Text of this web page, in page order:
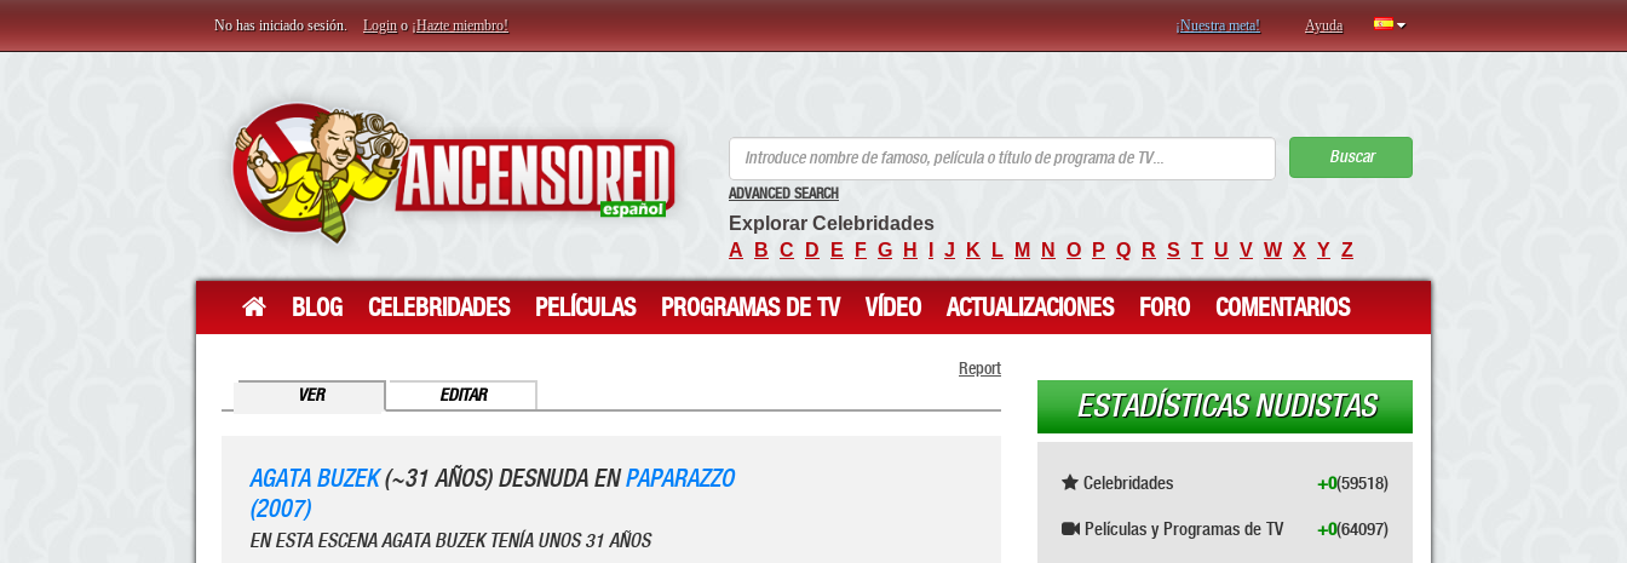
No has iniciado sesión. Login o ¡Hazte miembro! ¡Nuestra meta! Ayuda
Buscar
ADVANCED SEARCH
Explorar Celebridades
A
B C D E F G H J K L M N O P Q R S T U V W X Y Z
BLOG CELEBRIDADES PELÍCULAS PROGRAMAS DE TV VÍDEO ACTUALIZACIONES FORO COMENTARIOS
Report
VER EDITAR
AGATA BUZEK(~31 AÑOS) DESNUDA ENPAPARAZZO
(2007)
EN ESTA ESCENA AGATA BUZEK TENÍA UNOS 31 AÑOS
ESTADÍSTICAS NUDISTAS
Celebridades (59518)
+0
Películas y Programas de TV (64097)
+0